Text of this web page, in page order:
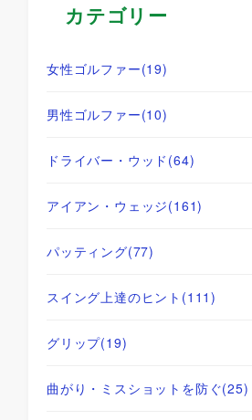
カテゴリー
女性ゴルファー(19)
男性ゴルファー(10)
ドライバー・ウッド (64)
アイアン・ウェッジ(161)
パッティング(77)
スイング上達のヒント (111)
グリップ(19)
曲がり・ミスショットを防ぐ(25)